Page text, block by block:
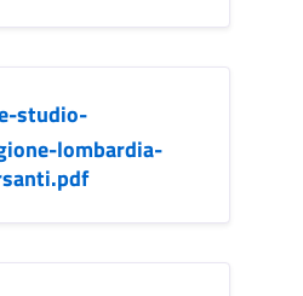
studio-
lombardia-